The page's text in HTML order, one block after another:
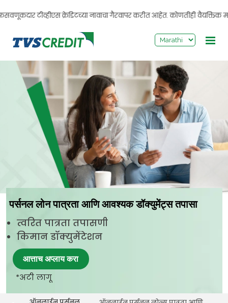
टीव्हीएस क्रेडिटच्या नावाचा गैरवापर करीत आहेत. कोणतीही वैयक्तिक
पर्सनल लोन पात्रता आणि आवश्यक डॉक्युमेंट्स तपासा
त्वरित पात्रता तपासणी
किमान डॉक्युमेंटेशन
आत्ताच अप्लाय करा
*अटी लागू